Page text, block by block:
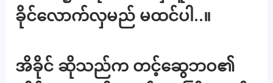
ခိုင်လောက်လှမည် မထင်ပါ..။
အိခိုင် ဆိုသည်က တင့်ဆွေဘဝ၏